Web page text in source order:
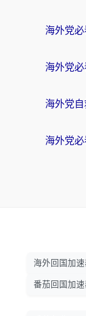
海外回国加速
番茄回国加速